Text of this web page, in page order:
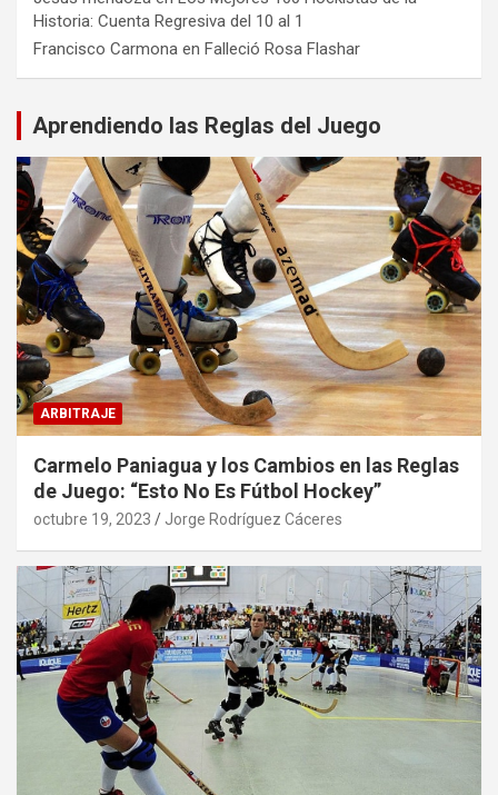
Historia: Cuenta Regresiva del 10 al 1
Francisco Carmona en Falleció Rosa Flashar
Aprendiendo las Reglas del Juego
ARBITRAJE
Carmelo Paniagua y los Cambios en las Reglas
de Juego: “Esto No Es Fútbol Hockey”
octubre 19, 2023 Jorge Rodríguez Cáceres